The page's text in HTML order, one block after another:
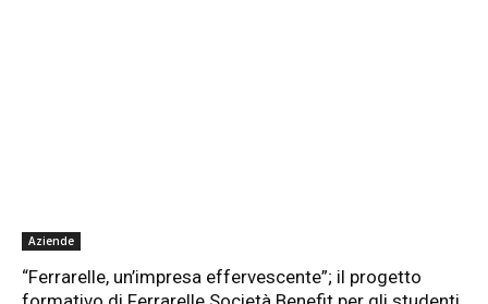
Aziende
“Ferrarelle, un’impresa effervescente”; il progetto